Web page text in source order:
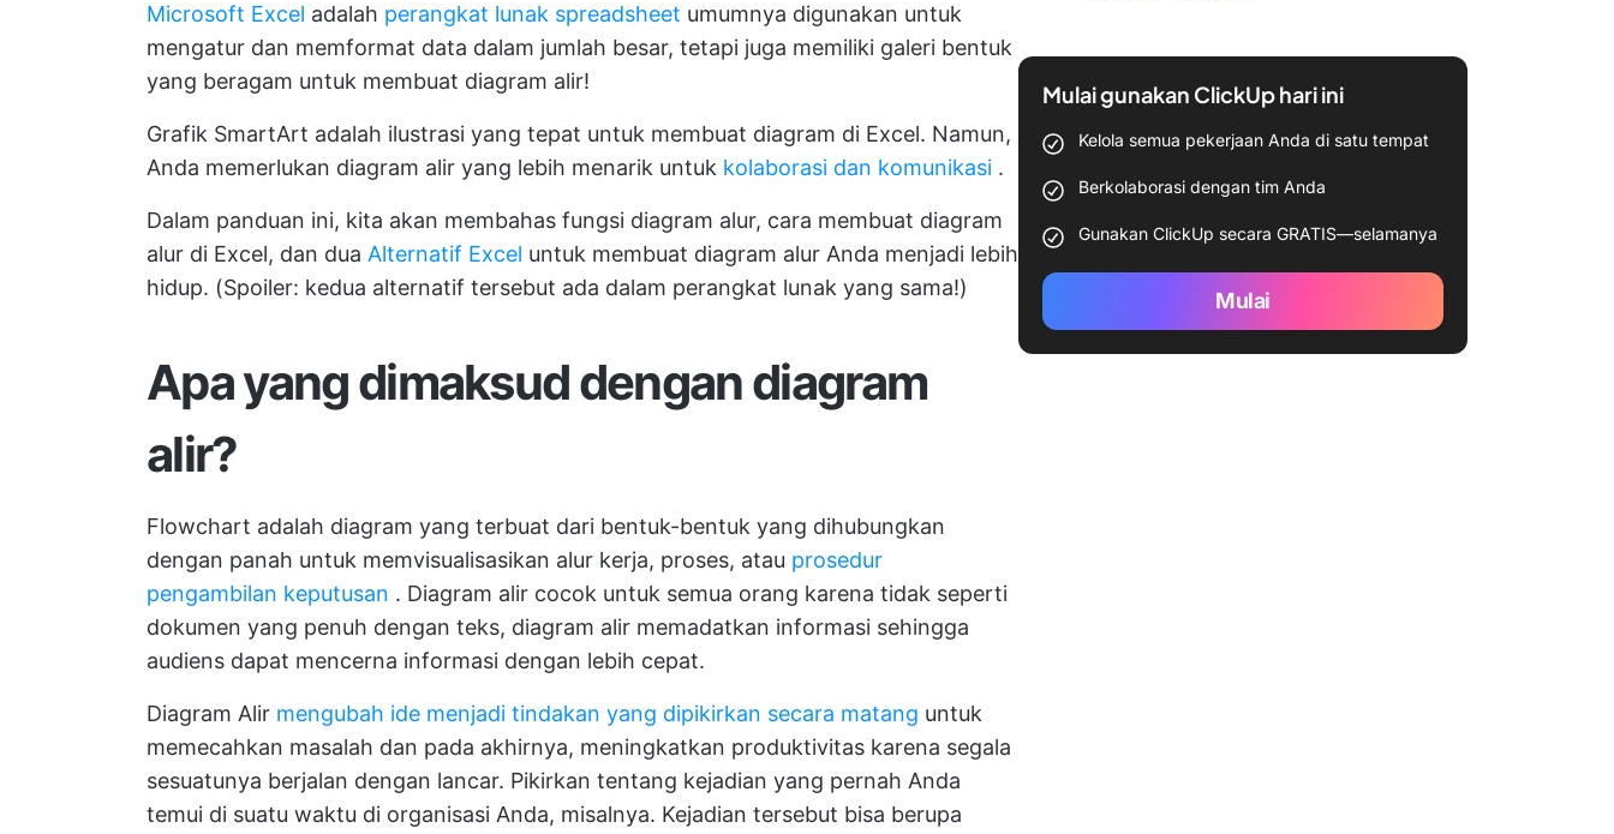
Microsoft Excel adalah perangkat lunak spreadsheet umumnya digunakan untuk
mengatur dan memformat data dalam jumlah besar, tetapi juga memiliki galeri bentuk
yang beragam untuk membuat diagram alir!
Grafik SmartArt adalah ilustrasi yang tepat untuk membuat diagram di Excel. Namun,
Anda memerlukan diagram alir yang lebih menarik untuk kolaborasi dan komunikasi .
Dalam panduan ini, kita akan membahas fungsi diagram alur, cara membuat diagram
alur di Excel, dan dua Alternatif Excel untuk membuat diagram alur Anda menjadi lebih
hidup. (Spoiler: kedua alternatif tersebut ada dalam perangkat lunak yang sama!)
Apa yang dimaksud dengan diagram
alir?
Flowchart adalah diagram yang terbuat dari bentuk-bentuk yang dihubungkan
dengan panah untuk memvisualisasikan alur kerja, proses, atau prosedur
pengambilan keputusan . Diagram alir cocok untuk semua orang karena tidak seperti
dokumen yang penuh dengan teks, diagram alir memadatkan informasi sehingga
audiens dapat mencerna informasi dengan lebih cepat.
Diagram Alir mengubah ide menjadi tindakan yang dipikirkan secara matang untuk
memecahkan masalah dan pada akhirnya, meningkatkan produktivitas karena segala
sesuatunya berjalan dengan lancar. Pikirkan tentang kejadian yang pernah Anda
temui di suatu waktu di organisasi Anda, misalnya. Kejadian tersebut bisa berupa
Mulai gunakan ClickUp hari ini
Kelola semua pekerjaan Anda di satu tempat
Berkolaborasi dengan tim Anda
Gunakan ClickUp secara GRATIS—selamanya
Mulai